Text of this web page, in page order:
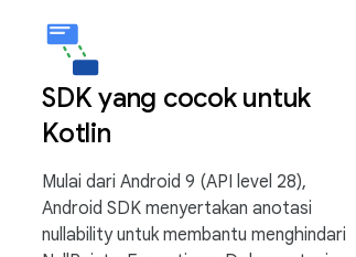
SDK yang cocok untuk
Kotlin
Mulai dari Android 9 (API level 28),
Android SDK menyertakan anotasi
nullability untuk membantu menghindari